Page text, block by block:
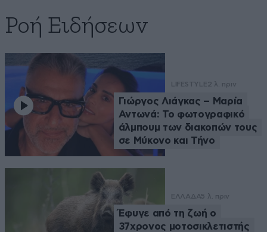
Ροή Ειδήσεων
LIFESTYLE2 λ. πριν
Γιώργος Λιάγκας – Μαρία
Αντωνά: Το φωτογραφικό
άλμπουμ των διακοπών τους
σε Μύκονο και Τήνο
ΕΛΛΑΔΑ5 λ. πριν
Έφυγε από τη ζωή ο
37χρονος μοτοσικλετιστής